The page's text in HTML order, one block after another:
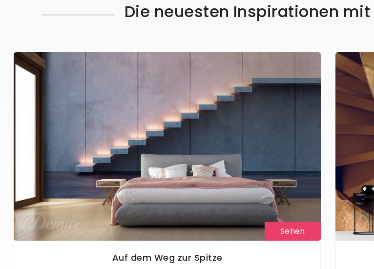
Die neuesten Inspirationen
Sehen
Auf dem Weg zur Spitze